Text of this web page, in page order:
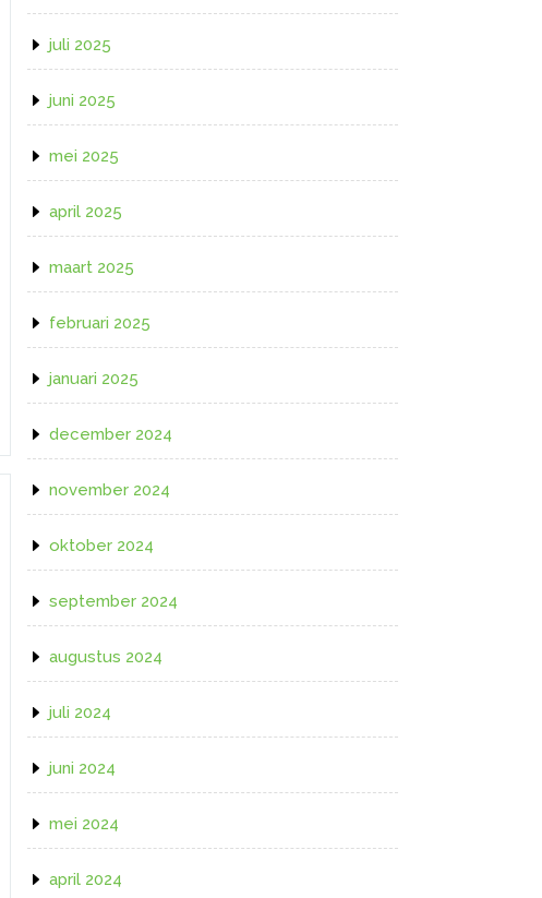
juli 2025
juni 2025
mei 2025
april 2025
maart 2025
februari 2025
januari 2025
december 2024
november 2024
oktober 2024
september 2024
augustus 2024
juli 2024
juni 2024
mei 2024
april 2024